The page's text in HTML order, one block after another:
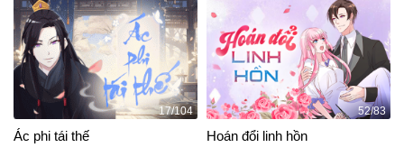
17/104
Ác phi tái thế
52/83
Hoán đổi linh hồn